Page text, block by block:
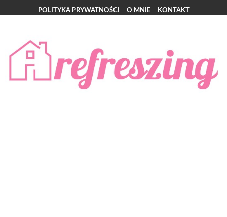
POLITYKA PRYWATNOŚCI O MNIE KONTAKT